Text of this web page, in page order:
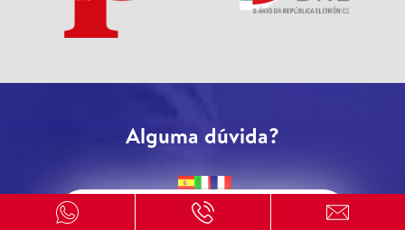
Alguma dúvida?
Escreva-nos